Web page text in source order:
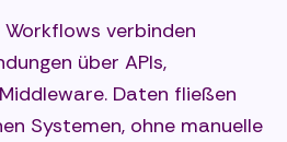
Workflows verbinden
über APIs,
Daten fließen
Systemen, ohne manuelle